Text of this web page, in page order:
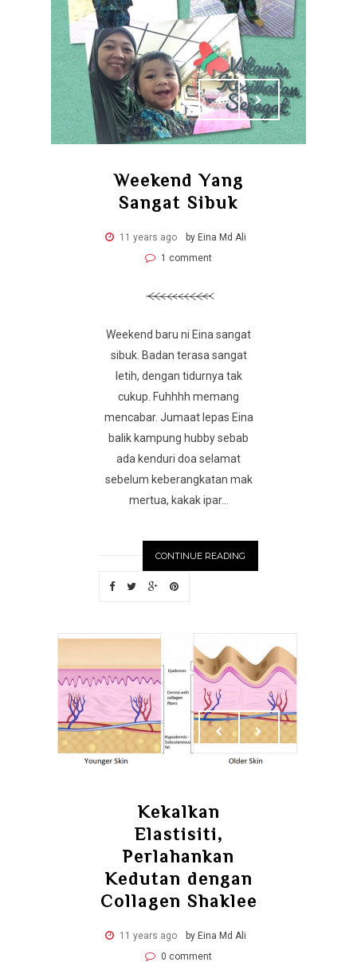
Weekend Yang
Sangat Sibuk
11 years ago
by Eina Md Ali
1 comment
Weekend baru ni Eina sangat
sibuk. Badan terasa sangat
letih, dengan tidurnya tak
cukup. Fuhhhh memang
mencabar. Jumaat lepas Eina
balik kampung hubby sebab
ada kenduri doa selamat
sebelum keberangkatan mak
mertua, kakak ipar...
CONTINUE READING
Kekalkan
Elastisiti,
Perlahankan
Kedutan dengan
Collagen Shaklee
11 years ago
by Eina Md Ali
0 comment